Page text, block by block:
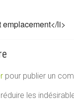
li>
pour publier un
les